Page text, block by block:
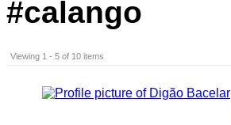
#calango
Viewing 1 - 5 of 10 items